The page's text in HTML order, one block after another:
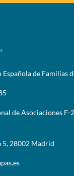
de Familias
de Asociaciones F-
5, 28002 Madrid